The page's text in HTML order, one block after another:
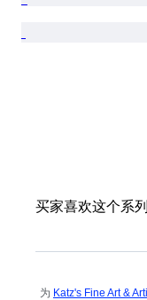
买家喜欢这个系
为 Katz's Fine Art &